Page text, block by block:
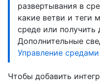
развертывания в
какие ветви и теги
среде или получить
Дополнительные
Управление
Чтобы добавить